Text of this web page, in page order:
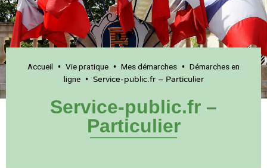
Accueil • Vie pratique • Mes démarches • Démarches en
ligne• Service-public.fr – Particulier
Service-public.fr –
Particulier